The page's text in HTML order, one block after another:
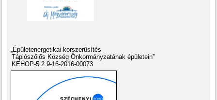
„Épületenergetikai korszerűsítés
Tápiószőlős Község Önkormányzatának épületein”
KEHOP-5.2.9-16-2016-00073